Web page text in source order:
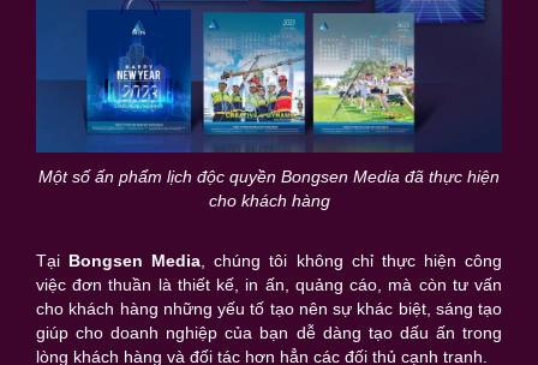
Một số ấn phẩm lịch độc quyền Bongsen Media đã thực hiện
cho khách hàng
Tại Bongsen Media , chúng tôi không chỉ thực hiện công
việc đơn thuần là thiết kế, in ấn, quảng cáo, mà còn tư vấn
cho khách hàng những yếu tố tạo nên sự khác biệt, sáng tạo
giúp cho doanh nghiệp của bạn dễ dàng tạo dấu ấn trong
lòng khách hàng và đối tác hơn hẳn các đối thủ cạnh tranh.